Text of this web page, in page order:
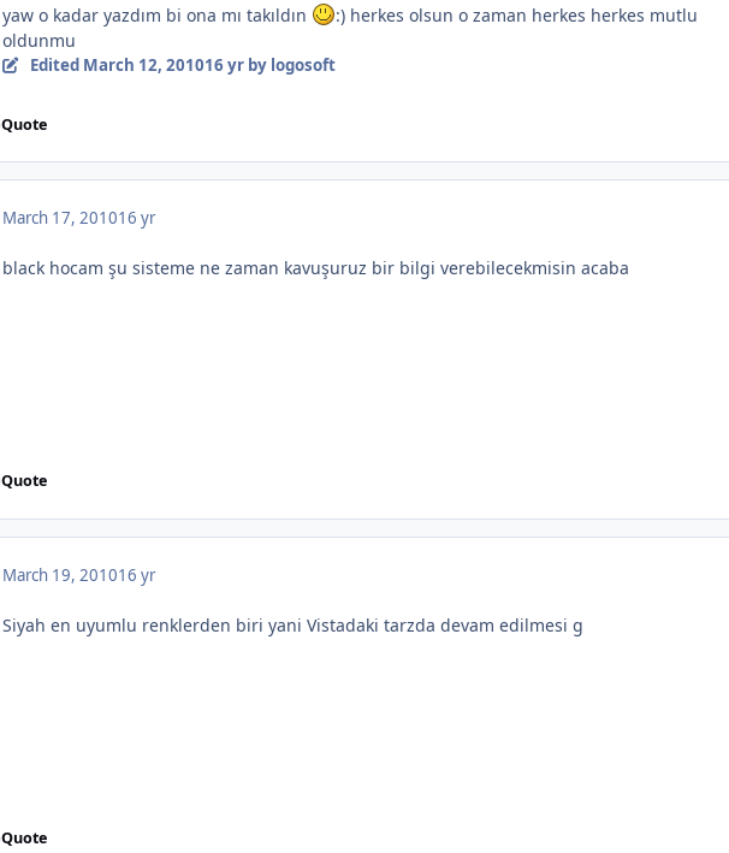
yaw o kadar yazdım bi ona mı takıldın
:) herkes olsun o zaman herkes herkes mutlu
oldunmu
Edited March 12, 201016 yrby logosoft
Quote
March 17, 201016 yr
black hocam şu sisteme ne zaman kavuşuruz bir bilgi verebilecekmisin acaba
Quote
March 19, 201016 yr
Siyah en uyumlu renklerden biri yani Vistadaki tarzda devam edilmesi g
Quote